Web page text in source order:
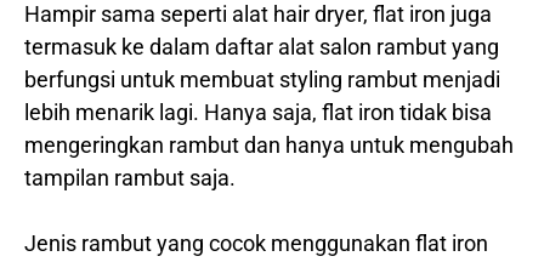
Hampir sama seperti alat hair dryer, flat iron juga
termasuk ke dalam daftar alat salon rambut yang
berfungsi untuk membuat styling rambut menjadi
lebih menarik lagi. Hanya saja, flat iron tidak bisa
mengeringkan rambut dan hanya untuk mengubah
tampilan rambut saja.
Jenis rambut yang cocok menggunakan flat iron